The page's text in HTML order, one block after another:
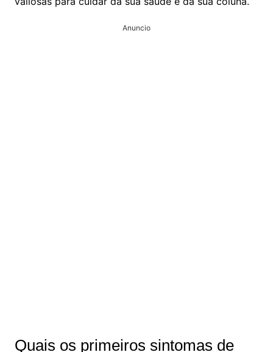
Anuncio
Quais os primeiros sintomas de